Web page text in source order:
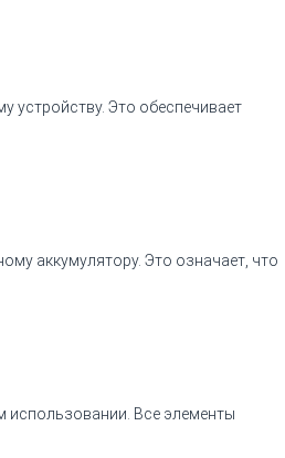
устройству. Это обеспечивает
аккумулятору. Это означает, что
Все элементы